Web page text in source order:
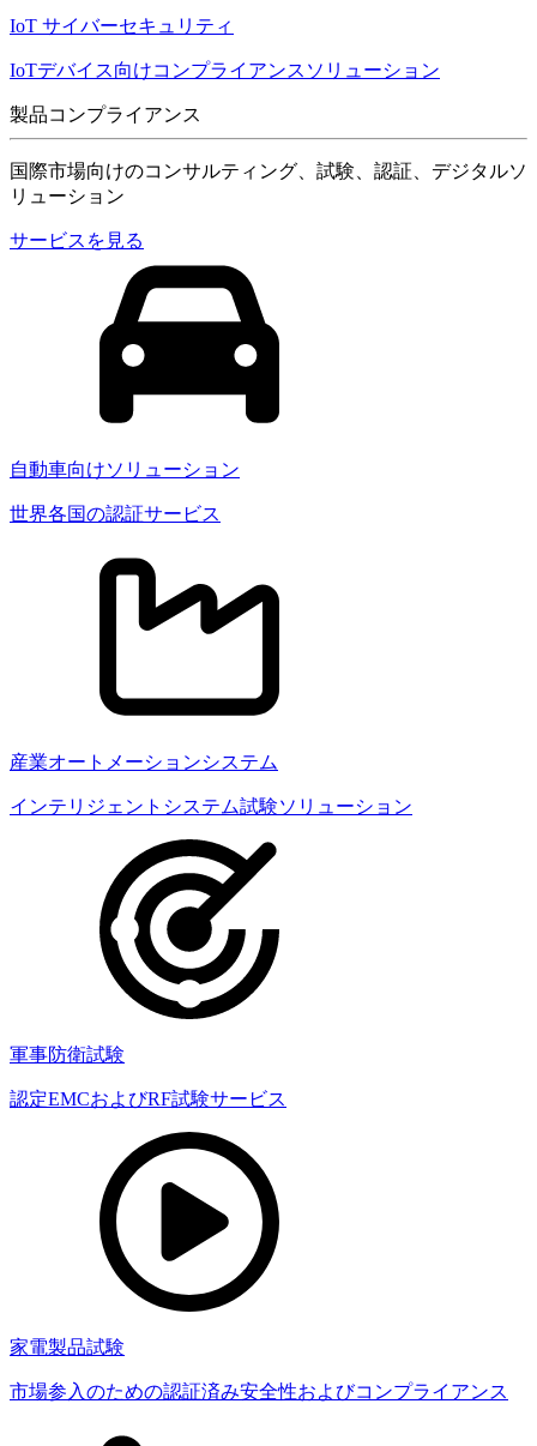
IoT サイバーセキュリティ
IoTデバイス向けコンプライアンスソリューション
製品コンプライアンス
国際市場向けのコンサルティング、試験、認証、デジタルソ
リューション
サービスを見る
自動車向けソリューション
世界各国の認証サービス
産業オートメーションシステム
インテリジェントシステム試験ソリューション
軍事防衛試験
認定EMCおよびRF試験サービス
家電製品試験
市場参入のための認証済み安全性およびコンプライアンス